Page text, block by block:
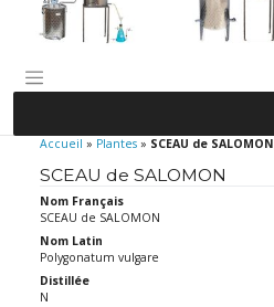
Accueil » Plantes » SCEAU de SALOMON
SCEAU de SALOMON
Nom Français
SCEAU de SALOMON
Nom Latin
Polygonatum vulgare
Distillée
N